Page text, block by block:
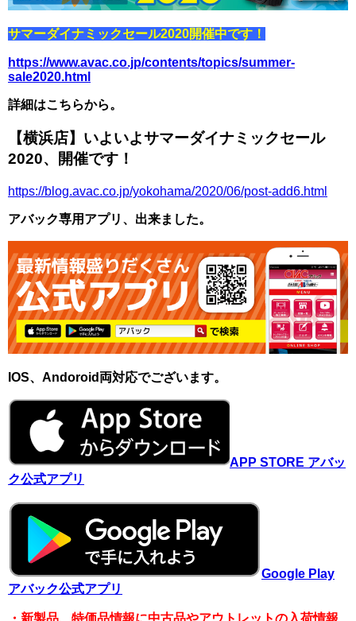
サマーダイナミックセール2020開催中です！
https://www.avac.co.jp/contents/topics/summer-
sale2020.html
詳細はこちらから。
【横浜店】いよいよサマーダイナミックセール
2020、開催です！
https://blog.avac.co.jp/yokohama/2020/06/post-add6.html
アバック専用アプリ、出来ました。
IOS、Andoroid両対応でございます。
APP STORE アバッ
ク公式アプリ
Google Play
アバック公式アプリ